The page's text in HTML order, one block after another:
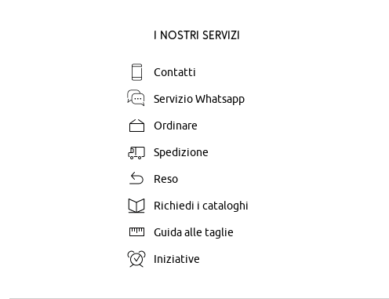
I nostri servizi
Contatti
Servizio Whatsapp
Ordinare
Spedizione
Reso
Richiedi i cataloghi
Guida alle taglie
Iniziative